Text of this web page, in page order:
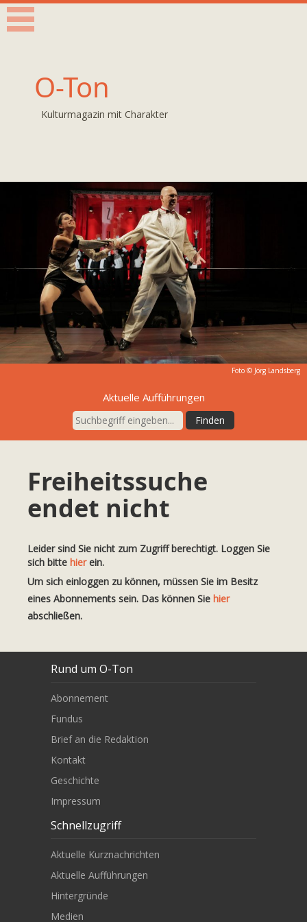
O-Ton
Kulturmagazin mit Charakter
Foto © Jörg Landsberg
Aktuelle Aufführungen
Freiheitssuche
endet nicht
Leider sind Sie nicht zum Zugriff berechtigt. Loggen Sie
sich bitte hierein.
Um sich einloggen zu können, müssen Sie im Besitz
eines Abonnements sein. Das können Sie hier
abschließen.
Rund um O-Ton
Abonnement
Fundus
Brief an die Redaktion
Kontakt
Geschichte
Impressum
Schnellzugriff
Aktuelle Kurznachrichten
Aktuelle Aufführungen
Hintergründe
Medien